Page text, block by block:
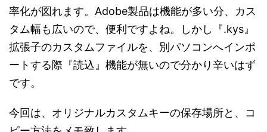
率化が図れます。Adobe製品は機能が多い分、カス
タム幅も広いので、便利ですよね。しかし『.kys』
拡張子のカスタムファイルを、別パソコンへインポ
ートする際『読込』機能が無いので分かり辛いはず
です。
今回は、オリジナルカスタムキーの保存場所と、コ